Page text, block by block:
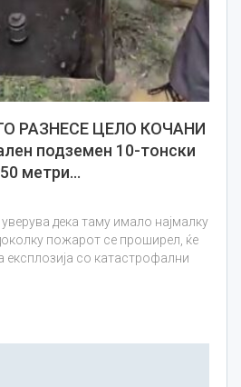
РАЗНЕСЕ ЦЕЛО КОЧАНИ
подземен 10-тонски
метри…
дека таму имало најмалку
пожарот се проширел, ќе
експлозија со катастрофални